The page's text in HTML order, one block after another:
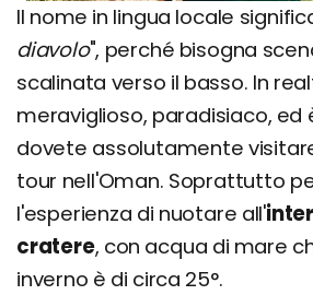
Il nome in lingua locale
diavolo", perché bisogna
scalinata verso il basso. In
meraviglioso, paradisiaco, ed
dovete assolutamente
tour nell'Oman. Soprattutto
l'esperienza di nuotare all'
cratere, con acqua di mare
inverno è di circa 25°.